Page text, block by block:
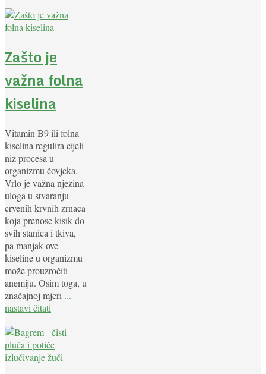
Zašto je
važna folna
kiselina
Vitamin B9 ili folna
kiselina regulira cijeli
niz procesa u
organizmu čovjeka.
Vrlo je važna njezina
uloga u stvaranju
crvenih krvnih zrnaca
koja prenose kisik do
svih stanica i tkiva,
pa manjak ove
kiseline u organizmu
može prouzročiti
anemiju. Osim toga, u
značajnoj mjeri ...
nastavi čitati